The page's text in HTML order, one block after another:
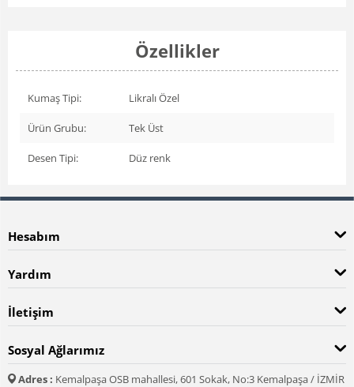
Özellikler
Kumaş Tipi: Likralı Özel
Ürün Grubu: Tek Üst
Desen Tipi: Düz renk
Hesabım
Yardım
İletişim
Sosyal Ağlarımız
Adres : Kemalpaşa OSB mahallesi, 601 Sokak, No:3 Kemalpaşa / İZMİR